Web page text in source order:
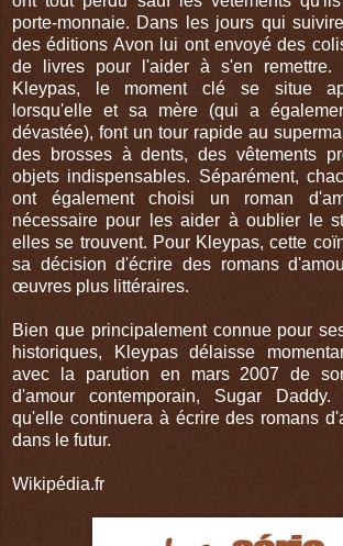
porte-monnaie. Dans les jours qui
des éditions Avon lui ont envoyé des
de livres pour l'aider à s'en remettre.
Kleypas, le moment clé se situe
lorsqu'elle et sa mère (qui a
dévastée), font un tour rapide au
des brosses à dents, des vêtements
objets indispensables. Séparément,
ont également choisi un roman
nécessaire pour les aider à oublier le
elles se trouvent. Pour Kleypas, cette
sa décision d'écrire des romans
œuvres plus littéraires.
Bien que principalement connue pour
historiques, Kleypas délaisse
avec la parution en mars 2007 de
d'amour contemporain, Sugar
qu'elle continuera à écrire des romans
dans le futur.
Wikipédia.fr